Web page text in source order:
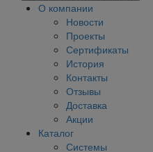
О компании
Новости
Проекты
Сертификаты
История
Контакты
Отзывы
Доставка
Акции
Каталог
Системы